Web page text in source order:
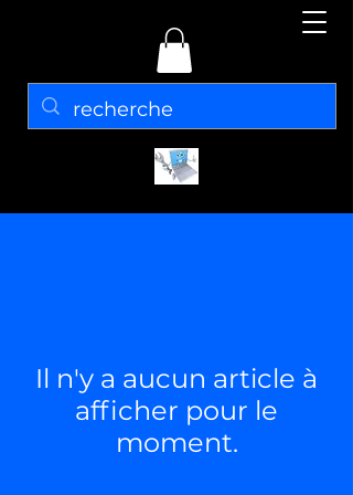
Il n'y a aucun article à
afficher pour le
moment.